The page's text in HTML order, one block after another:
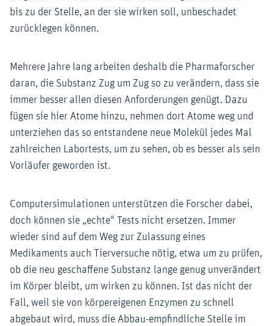
bis zu der Stelle, an der sie wirken soll, unbeschadet
zurücklegen können.
Mehrere Jahre lang arbeiten deshalb die Pharmaforscher
daran, die Substanz Zug um Zug so zu verändern, dass sie
immer besser allen diesen Anforderungen genügt. Dazu
fügen sie hier Atome hinzu, nehmen dort Atome weg und
unterziehen das so entstandene neue Molekül jedes Mal
zahlreichen Labortests, um zu sehen, ob es besser als sein
Vorläufer geworden ist.
Computersimulationen unterstützen die Forscher dabei,
doch können sie „echte" Tests nicht ersetzen. Immer
wieder sind auf dem Weg zur Zulassung eines
Medikaments auch Tierversuche nötig, etwa um zu prüfen,
ob die neu geschaffene Substanz lange genug unverändert
im Körper bleibt, um wirken zu können. Ist das nicht der
Fall, weil sie von körpereigenen Enzymen zu schnell
abgebaut wird, muss die Abbau-empfindliche Stelle im